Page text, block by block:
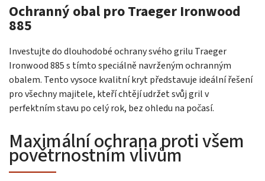
Ochranný obal pro Traeger Ironwood
885
Investujte do dlouhodobé ochrany svého grilu Traeger
Ironwood 885 s tímto speciálně navrženým ochranným
obalem. Tento vysoce kvalitní kryt představuje ideální řešení
pro všechny majitele, kteří chtějí udržet svůj gril v
perfektním stavu po celý rok, bez ohledu na počasí.
Maximální ochrana proti všem
povětrnostním vlivům